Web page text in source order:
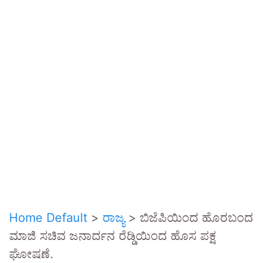
Home Default > ರಾಜ್ಯ> ಬಿಜೆಪಿಯಿಂದ ಹೊರಬಂದ
ಮಾಜಿ ಸಚಿವ ಜನಾರ್ದನ ರೆಡ್ಡಿಯಿಂದ ಹೊಸ ಪಕ್ಷ
ಘೋಷಣೆ.